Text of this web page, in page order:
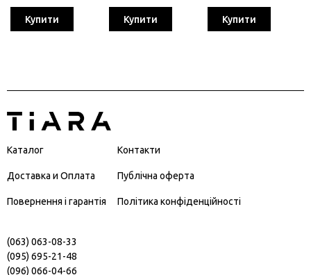
Купити Купити Купити
Каталог
Доставка и Оплата
Повернення і гарантія
Контакти
Публічна оферта
Політика конфіденційності
(063) 063-08-33
(095) 695-21-48
(096) 066-04-66